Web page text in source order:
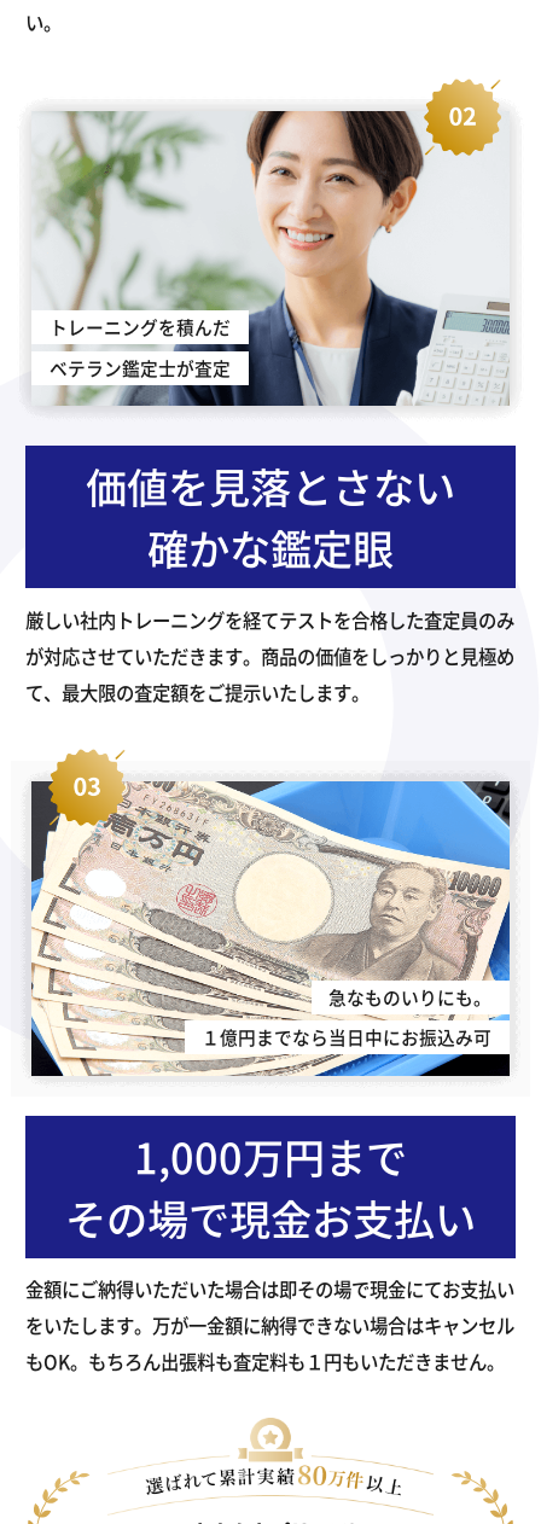
い。
トレーニングを積んだ
ベテラン鑑定士が査定
価値を見落とさない
確かな鑑定眼
厳しい社内トレーニングを経てテストを合格した査定員のみ
が対応させていただきます。商品の価値をしっかりと見極め
て、最大限の査定額をご提示いたします。
急なものいりにも。
１億円までなら当日中にお振込み可
1,000万円まで
その場で現金お支払い
金額にご納得いただいた場合は即その場で現金にてお支払い
をいたします。万が一金額に納得できない場合はキャンセル
もOK。もちろん出張料も査定料も１円もいただきません。